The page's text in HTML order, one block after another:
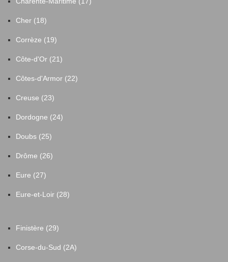
Cher (18)
Corrèze (19)
Côte-d'Or (21)
Côtes-d'Armor (22)
Creuse (23)
Dordogne (24)
Doubs (25)
Drôme (26)
Eure (27)
Eure-et-Loir (28)
Finistère (29)
Corse-du-Sud (2A)